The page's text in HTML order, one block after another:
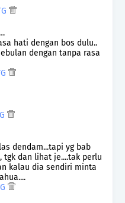
hati dengan bos dulu..
dengan tanpa rasa
dendam...tapi yg bab
dan lihat je....tak perlu
kalau dia sendiri minta